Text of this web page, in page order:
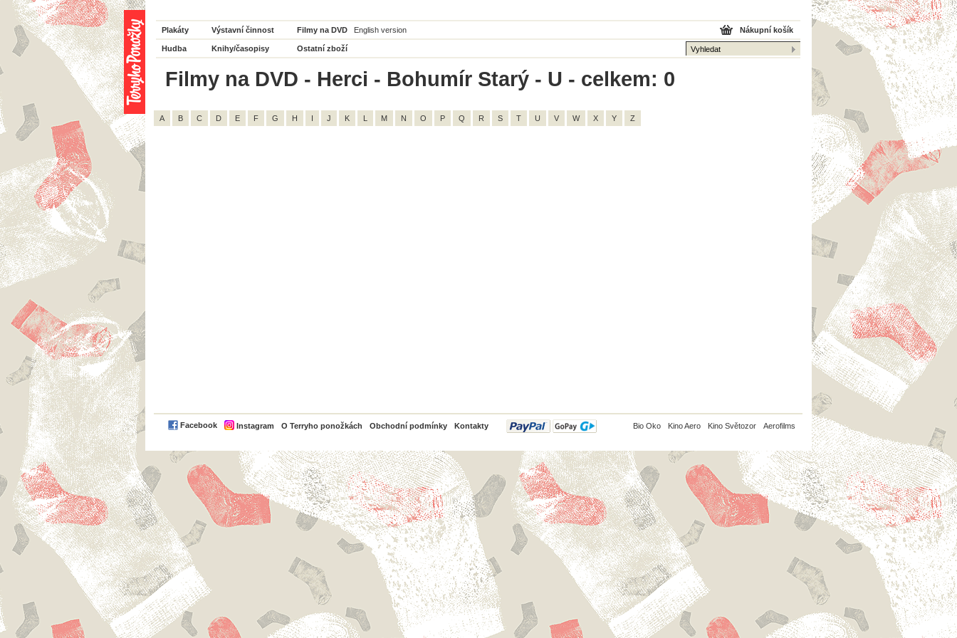
Plakáty Výstavní činnost Filmy na DVD English version
Hudba Knihy/časopisy Ostatní zboží
Nákupní košík
Filmy na DVD - Herci - Bohumír Starý - U - celkem: 0
A B C D E F G H I J K L M N O P Q R S T U V W X Y Z
Facebook Instagram O Terryho ponožkách Obchodní podmínky Kontakty
PayPal Bio Oko Kino Aero Kino Světozor Aerofilms